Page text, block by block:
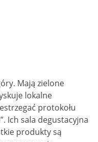
Mają zielone
lokalne
protokołu
Ich sala degustacyjna
produkty są